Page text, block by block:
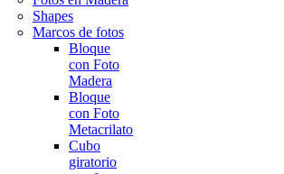
Shapes
Marcos de fotos
Bloque
con Foto
Madera
Bloque
con Foto
Metacrilato
Cubo
giratorio